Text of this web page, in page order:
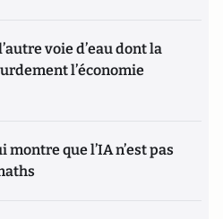
voie d’eau dont la
l’économie
que l’IA n’est pas